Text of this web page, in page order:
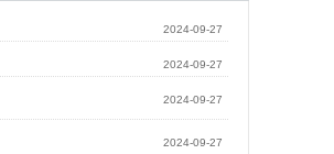
2024-09-27
2024-09-27
2024-09-27
2024-09-27